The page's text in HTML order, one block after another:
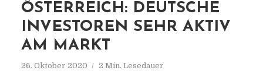
ÖSTERREICH: DEUTSCHE
INVESTOREN SEHR AKTIV
AM MARKT
26. Oktober 2020 2 Min. Lesedauer